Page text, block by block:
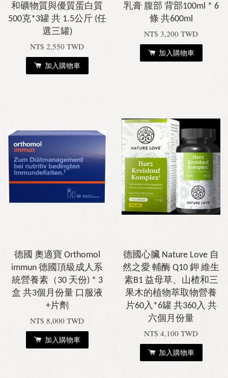
和礦物質與優質蛋白質
500克*3罐 共 1.5公斤 (任
選三罐)
NT$ 2,550 TWD
加入購物車
乳膏 腹部 背部100ml * 6
條 共600ml
NT$ 3,200 TWD
加入購物車
德國 奧適寶 Orthomol
immun 德國頂級成人系
統營養素（30 天份) * 3
盒 共3個月份量 口服液
+片劑
NT$ 8,000 TWD
加入購物車
德國心臟 Nature Love 自
然之愛 輔酶 Q10 鉀 維生
素B1 益母草、山楂和三
果木的植物萃取物營養
片60入*6罐 共360入 共
六個月份量
NT$ 4,100 TWD
加入購物車